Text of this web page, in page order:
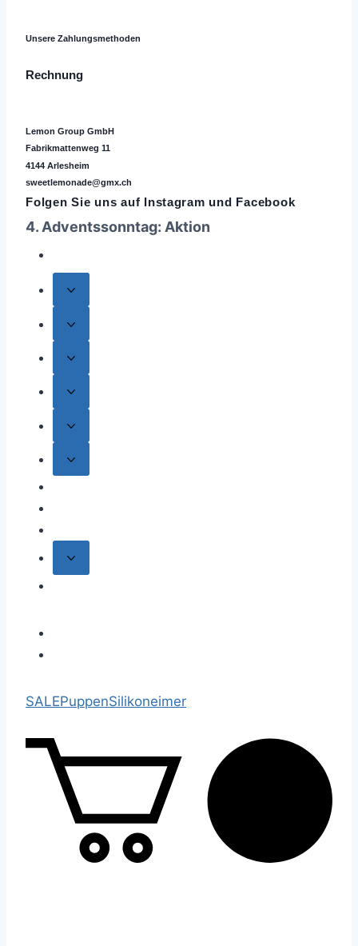
Unsere Zahlungsmethoden
Rechnung
Lemon Group GmbH
Fabrikmattenweg 11
4144 Arlesheim
sweetlemonade@gmx.ch
Folgen Sie uns auf Instagram und Facebook
4. Adventssonntag: Aktion
SALEPuppenSilikoneimer